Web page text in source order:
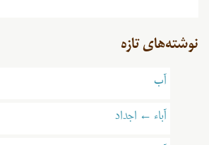
نوشته‌های تازه
آب
آباء ← اجداد